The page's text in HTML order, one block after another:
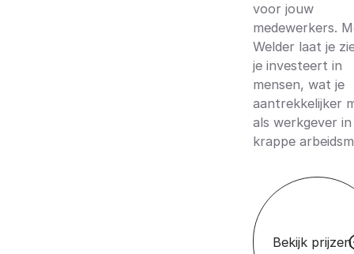
voor jouw
medewerkers.
Welder laat je
je investeert in
mensen, wat je
aantrekkelijker
als werkgever
krappe
Bekijk prijzen